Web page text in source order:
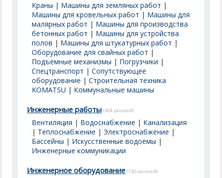
Краны | Машины для земляных работ |
Машины для кровельных работ | Машины для
малярных работ | Машины для производства
бетонных работ | Машины для устройства
полов | Машины для штукатурных работ |
Оборудование для свайных работ |
Подъемные механизмы | Погрузчики |
Спецтранспорт |Сопутствующее
оборудование |Строительная техника
KOMATSU | Коммунальные машины
Инженерные работы (404 записей)
Вентиляция | Водоснабжение | Канализация
| Теплоснабжение |Электроснабжение |
Бассейны | Искусственные водоёмы |
Инженерные коммуникации
Инженерное оборудование (140 записей)